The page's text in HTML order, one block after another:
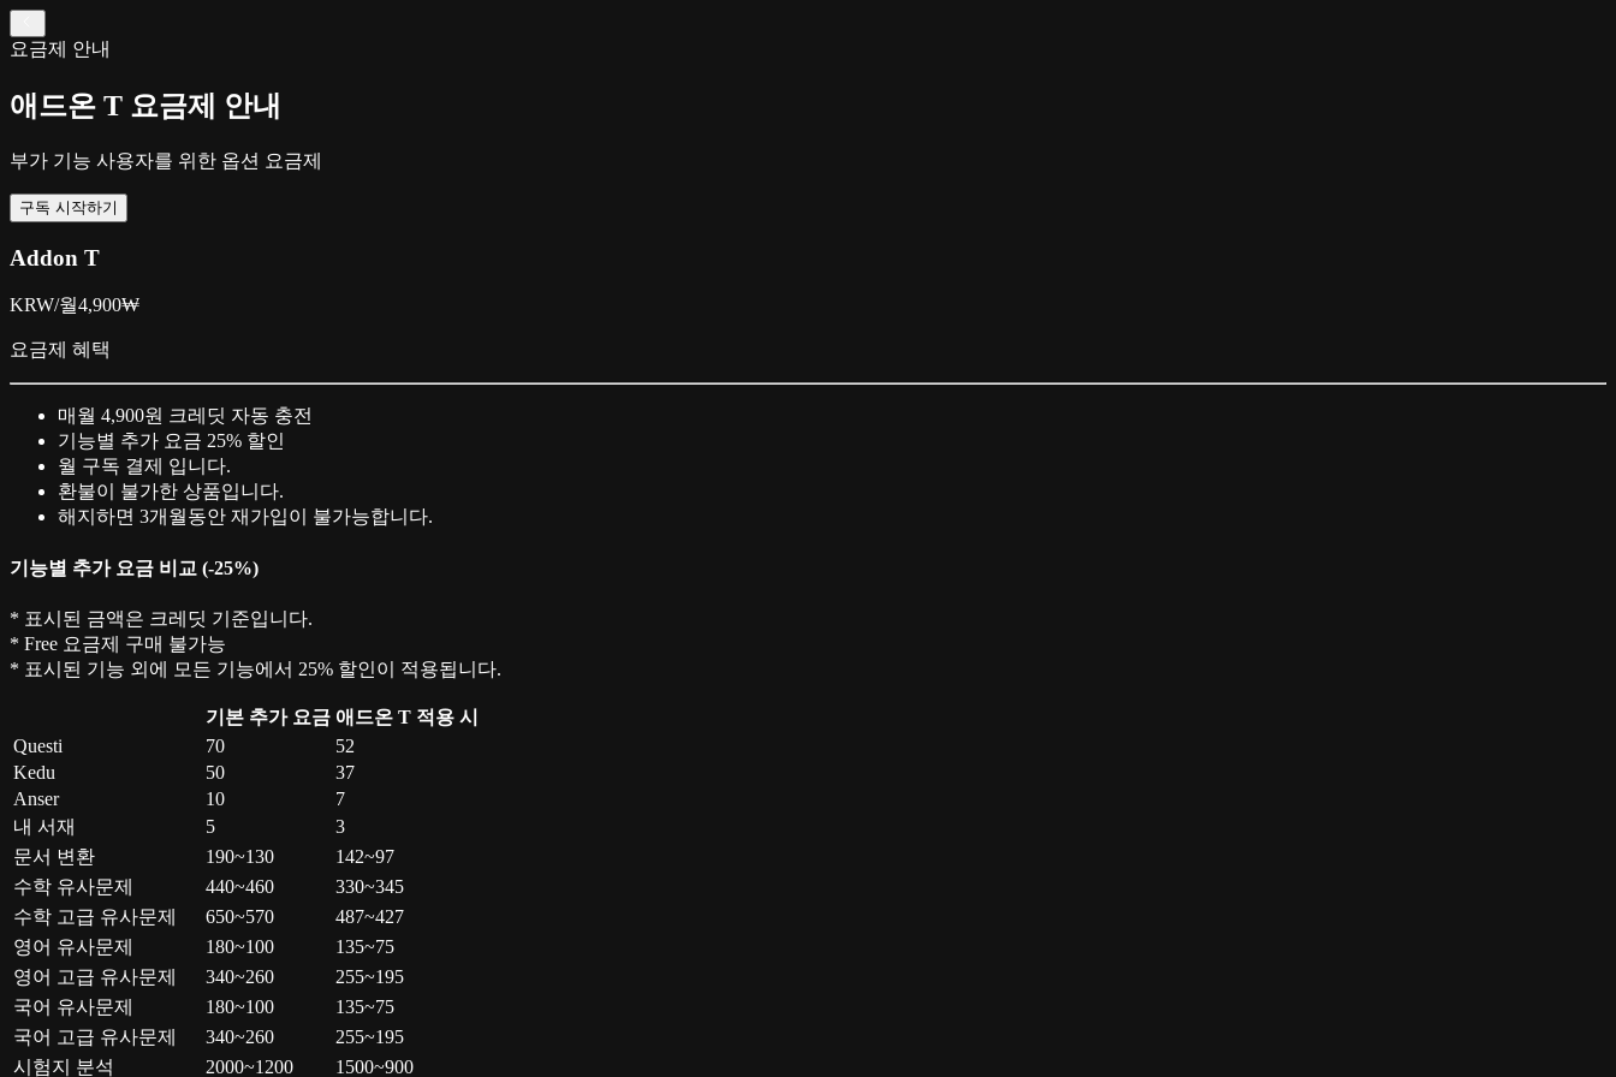
요금제 안내
애드온 T 요금제 안내
부가 기능 사용자를 위한 옵션 요금제
구독 시작하기
Addon T
KRW/월4,900₩
요금제 혜택
매월 4,900원 크레딧 자동 충전
기능별 추가 요금 25% 할인
월 구독 결제 입니다.
환불이 불가한 상품입니다.
해지하면 3개월동안 재가입이 불가능합니다.
기능별 추가 요금 비교 (-25%)
* 표시된 금액은 크레딧 기준입니다.
* Free 요금제 구매 불가능
* 표시된 기능 외에 모든 기능에서 25% 할인이 적용됩니다.
기본 추가 요금 애드온 T 적용 시
Questi
70
52
Kedu
50
37
Anser
10
7
내 서재
5
3
문서 변환
190~130
142~97
수학 유사문제
440~460
330~345
수학 고급 유사문제
650~570
487~427
영어 유사문제
180~100
135~75
영어 고급 유사문제
340~260
255~195
국어 유사문제
180~100
135~75
국어 고급 유사문제
340~260
255~195
시험지 분석
2000~1200 1500~900